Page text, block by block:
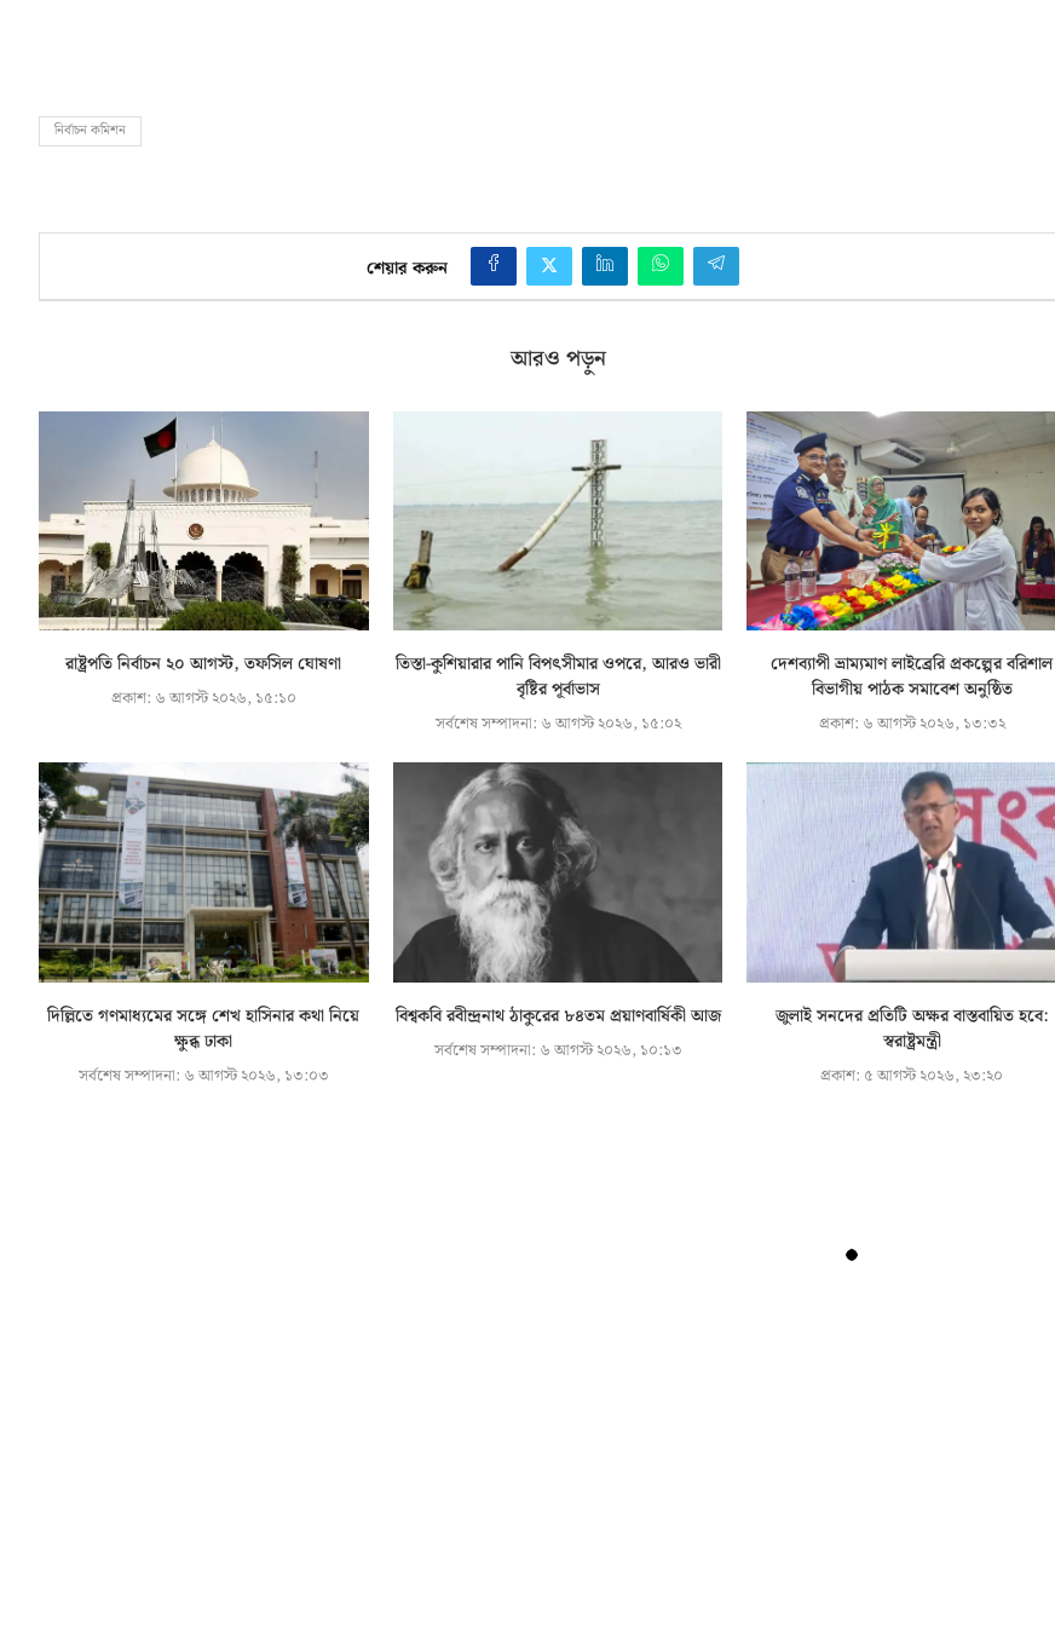
নির্বাচন কমিশন
শেয়ার করুন
আরও পড়ুন
রাষ্ট্রপতি নির্বাচন ২০ আগস্ট, তফসিল ঘোষণা
প্রকাশ: ৬ আগস্ট ২০২৬, ১৫:১০
তিস্তা-কুশিয়ারার পানি বিপৎসীমার ওপরে, আরও ভারী
বৃষ্টির পূর্বাভাস
সর্বশেষ সম্পাদনা: ৬ আগস্ট ২০২৬, ১৫:০২
দেশব্যাপী ভ্রাম্যমাণ লাইব্রেরি প্রকল্পের বরিশাল
বিভাগীয় পাঠক সমাবেশ অনুষ্ঠিত
প্রকাশ: ৬ আগস্ট ২০২৬, ১৩:৩২
দিল্লিতে গণমাধ্যমের সঙ্গে শেখ হাসিনার কথা নিয়ে
ক্ষুব্ধ ঢাকা
সর্বশেষ সম্পাদনা: ৬ আগস্ট ২০২৬, ১৩:০৩
বিশ্বকবি রবীন্দ্রনাথ ঠাকুরের ৮৪তম প্রয়াণবার্ষিকী আজ
সর্বশেষ সম্পাদনা: ৬ আগস্ট ২০২৬, ১০:১৩
জুলাই সনদের প্রতিটি অক্ষর বাস্তবায়িত হবে:
স্বরাষ্ট্রমন্ত্রী
প্রকাশ: ৫ আগস্ট ২০২৬, ২৩:২০